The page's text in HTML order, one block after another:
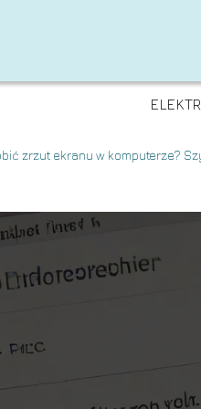
zrzut ekranu w komputerze?